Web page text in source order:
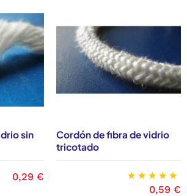
sin
Precio
0,29 €
Cordón de fibra de vidrio
tricotado
Precio
0,59 €